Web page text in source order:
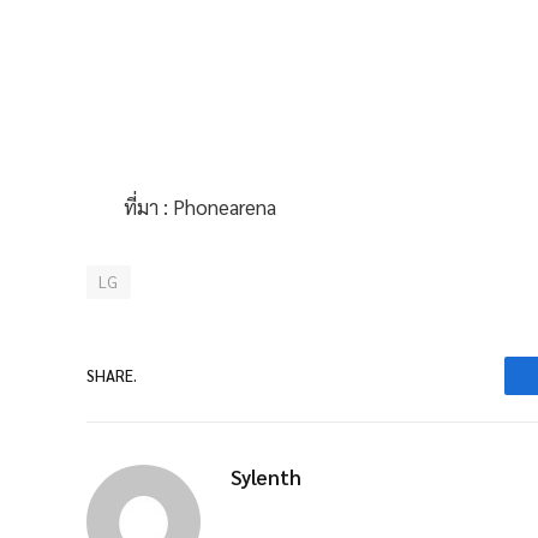
ที่มา : Phonearena
LG
SHARE.
Sylenth